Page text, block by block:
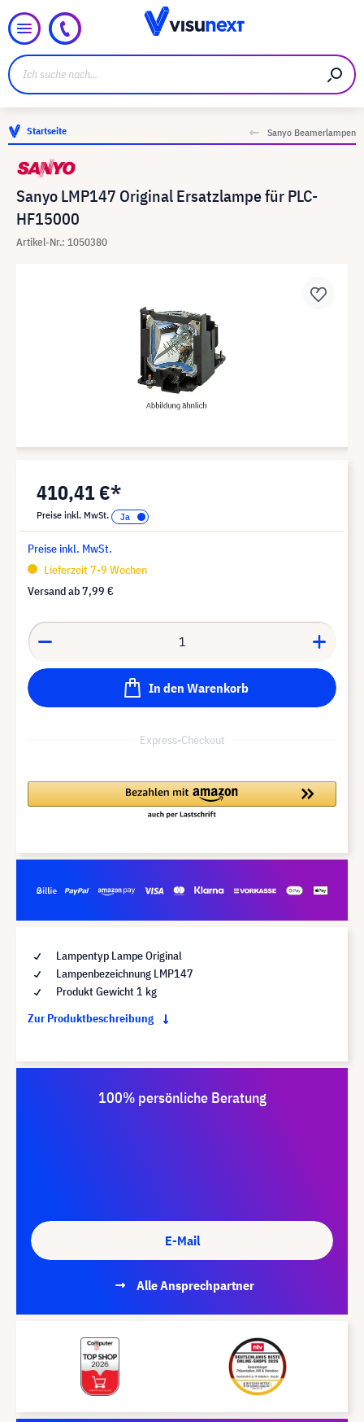
Startseite Sanyo Beamerlampen
Sanyo LMP147 Original Ersatzlampe für PLC-
HF15000
Artikel-Nr.: 1050380
410,41 €*
Preise inkl. MwSt.
Preise inkl. MwSt.
Lieferzeit 7-9 Wochen
Versand ab7,99 €
In den Warenkorb
Express-Checkout
Lampentyp Lampe Original
Lampenbezeichnung LMP147
Produkt Gewicht 1 kg
Zur Produktbeschreibung
100% persönliche Beratung
E-Mail
Alle Ansprechpartner